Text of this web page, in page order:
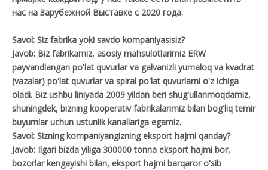
нас на Зарубежной Выставке с 2020 года.
Savol: Siz fabrika yoki savdo kompaniyasisiz?
Javob: Biz fabrikamiz, asosiy mahsulotlarimiz ERW
payvandlangan po'lat quvurlar va galvanizli yumaloq va kvadrat
(vazalar) po'lat quvurlar va spiral po'lat quvurlarni o'z ichiga
oladi. Biz ushbu liniyada 2009 yildan beri shug'ullanmoqdamiz,
shuningdek, bizning kooperativ fabrikalarimiz bilan bog'liq temir
buyumlar uchun ustunlik kanallariga egamiz.
Savol: Sizning kompaniyangizning eksport hajmi qanday?
Javob: Ilgari bizda yiliga 300000 tonna eksport hajmi bor,
bozorlar kengayishi bilan, eksport hajmi barqaror o'sib